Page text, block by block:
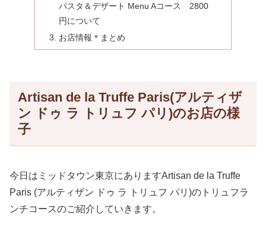
パスタ＆デザート Menu Aコース 2800
円について
お店情報＊まとめ
Artisan de la Truffe Paris(アルティザ
ン ドゥ ラ トリュフ パリ)のお店の様
子
今日はミッドタウン東京にありますArtisan de la Truffe
Paris (アルティザン ドゥ ラ トリュフ パリ)のトリュフラ
ンチコースのご紹介していきます。